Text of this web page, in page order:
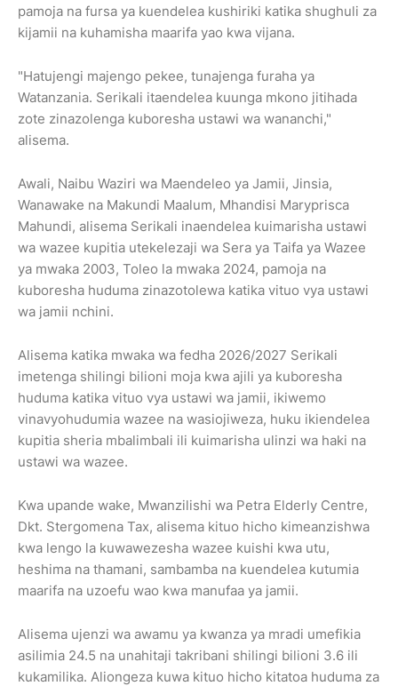
pamoja na fursa ya kuendelea kushiriki katika shughuli za
kijamii na kuhamisha maarifa yao kwa vijana.
"Hatujengi majengo pekee, tunajenga furaha ya
Watanzania. Serikali itaendelea kuunga mkono jitihada
zote zinazolenga kuboresha ustawi wa wananchi,"
alisema.
Awali, Naibu Waziri wa Maendeleo ya Jamii, Jinsia,
Wanawake na Makundi Maalum, Mhandisi Maryprisca
Mahundi, alisema Serikali inaendelea kuimarisha ustawi
wa wazee kupitia utekelezaji wa Sera ya Taifa ya Wazee
ya mwaka 2003, Toleo la mwaka 2024, pamoja na
kuboresha huduma zinazotolewa katika vituo vya ustawi
wa jamii nchini.
Alisema katika mwaka wa fedha 2026/2027 Serikali
imetenga shilingi bilioni moja kwa ajili ya kuboresha
huduma katika vituo vya ustawi wa jamii, ikiwemo
vinavyohudumia wazee na wasiojiweza, huku ikiendelea
kupitia sheria mbalimbali ili kuimarisha ulinzi wa haki na
ustawi wa wazee.
Kwa upande wake, Mwanzilishi wa Petra Elderly Centre,
Dkt. Stergomena Tax, alisema kituo hicho kimeanzishwa
kwa lengo la kuwawezesha wazee kuishi kwa utu,
heshima na thamani, sambamba na kuendelea kutumia
maarifa na uzoefu wao kwa manufaa ya jamii.
Alisema ujenzi wa awamu ya kwanza ya mradi umefikia
asilimia 24.5 na unahitaji takribani shilingi bilioni 3.6 ili
kukamilika. Aliongeza kuwa kituo hicho kitatoa huduma za